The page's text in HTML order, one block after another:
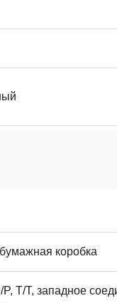
коробка
P, T/T, западное